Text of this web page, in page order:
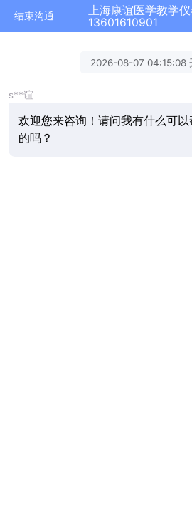
结束沟通
13601610901
2026-08-07 04:15:08
s**谊
欢迎您来咨询！请问我有什么可以
的吗？